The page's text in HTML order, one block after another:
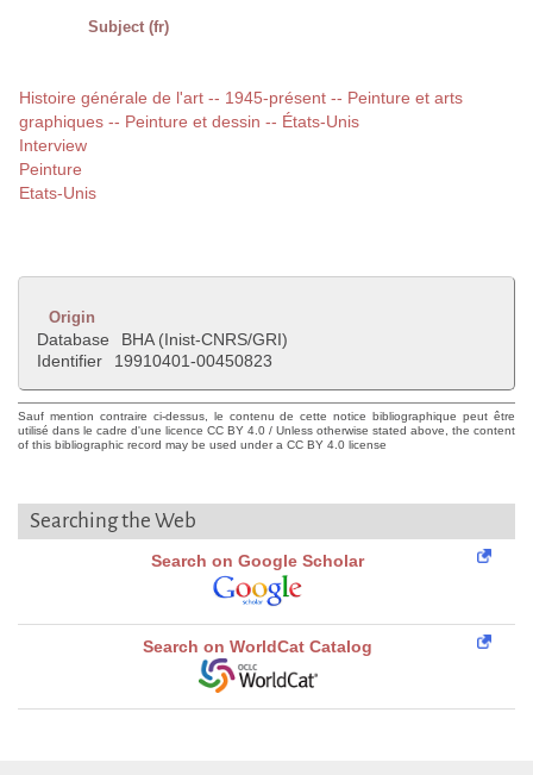
Subject (fr)
Histoire générale de l'art -- 1945-présent -- Peinture et arts
graphiques -- Peinture et dessin -- États-Unis
Interview
Peinture
Etats-Unis
Origin
Database
BHA (Inist-CNRS/GRI)
Identifier
19910401-00450823
Sauf mention contraire ci-dessus, le contenu de cette notice bibliographique peut être
utilisé dans le cadre d'une licence CC BY 4.0 / Unless otherwise stated above, the content
of this bibliographic record may be used under a CC BY 4.0 license
Searching the Web
Search on Google Scholar
Search on WorldCat Catalog